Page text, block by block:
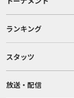
ランキング
スタッツ
放送・配信